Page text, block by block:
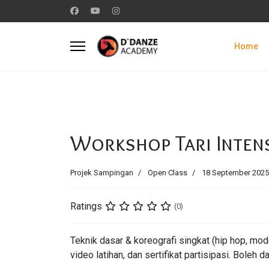
Home
Workshop Tari
Projek Sampingan Open Class 18 September 2025
Ratings (0)
Teknik dasar & koreografi singkat (hip hop,
video latihan, dan sertifikat partisipasi. Boleh